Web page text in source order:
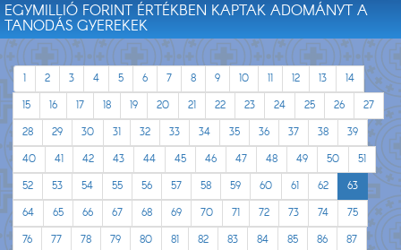
EGYMILLIÓ FORINT ÉRTÉKBEN KAPTAK ADOMÁNYT A
TANODÁS GYEREKEK
1 2 3 4 5 6 7 8 9 10 11 12 13
14
15
16 17 18 19 20 21 22 23 24 25 26
27
28
29 30 31 32 33 34 35 36 37 38
39
40
41 42 43 44 45 46 47 48 49 50
51
52
53 54 55 56 57 58 59 60 61 62
63
64
65 66 67 68 69 70 71 72 73 74
75
76
77 78 79 80 81 82 83 84 85 86
87